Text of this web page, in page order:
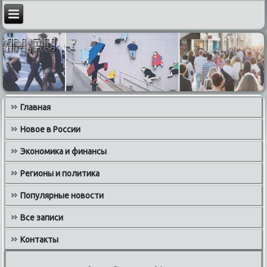
Главная
Новое в России
Экономика и финансы
Регионы и политика
Популярные новости
Все записи
Контакты